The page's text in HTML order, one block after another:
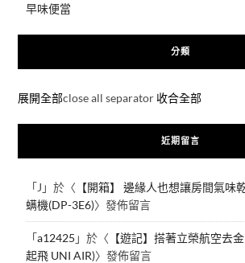
早味便當
分類
展開全部close all separator 收合全部
近期留言
「J 」於〈 【開箱】 邊緣人也想讓房間氣味
螨機(DP-3E6)〉發佈留言
「a12425 」於〈 【遊記】搭著立榮航空去
起飛 UNI AIR)〉發佈留言